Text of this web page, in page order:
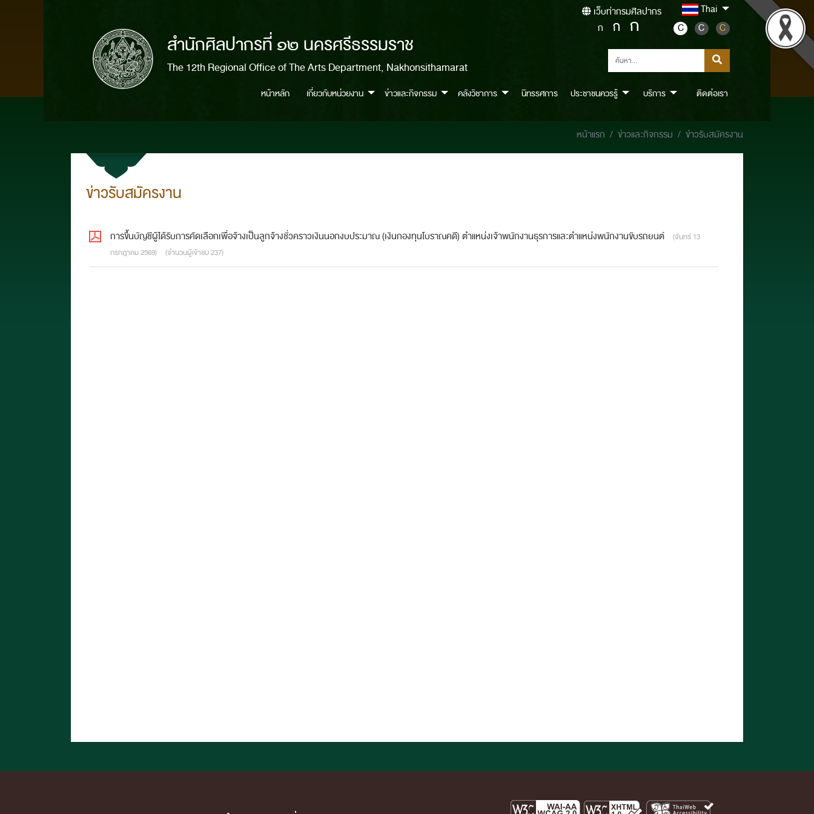
สำนักศิลปากรที่ ๑๒ นครศรีธรรมราช
The 12th Regional Office of The Arts Department, Nakhonsithamarat
เว็บท่ากรมศิลปากร
Thai
ก
ก ก C C C
หน้าหลัก เกี่ยวกับหน่วยงาน ข่าวและกิจกรรม คลังวิชาการ นิทรรศการ ประชาชนควรรู้ บริการ ติดต่อเรา
หน้าแรก ข่าวและกิจกรรม ข่าวรับสมัครงาน
ข่าวรับสมัครงาน
การขึ้นบัญชีผู้ได้รับการคัดเลือกเพื่อจ้างเป็นลูกจ้างชั่วคราวเงินนอกงบประมาณ (เงินกองทุนโบราณคดี) ตำแหน่งเจ้าพนักงานธุรการและตำแหน่งพนักงานขับรถยนต์
(จันทร์ 13
กรกฎาคม 2569)
(จำนวนผู้เข้าชม 237)